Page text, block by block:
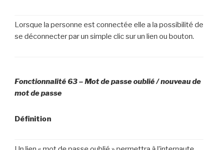
Lorsque la personne est connectée elle a la possibilité de
se déconnecter par un simple clic sur un lien ou bouton.
Fonctionnalité 63 – Mot de passe oublié / nouveau de
mot de passe
Définition